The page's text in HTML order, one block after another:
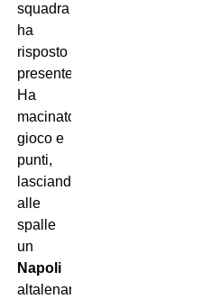
squadra
ha
risposto
presente.
Ha
macinato
gioco e
punti,
lasciandosi
alle
spalle
un
Napoli
altalenante